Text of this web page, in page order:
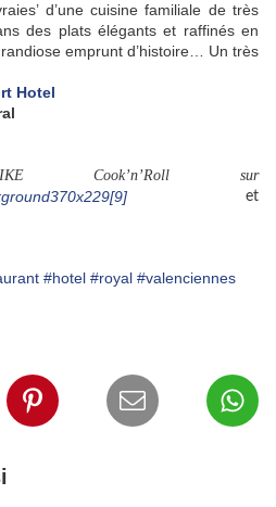
d’une cuisine familiale de très
des plats élégants et raffinés en
emprunt d’histoire… Un très
Hotel
Cook’n’Roll sur
et
#hotel #royal #valenciennes